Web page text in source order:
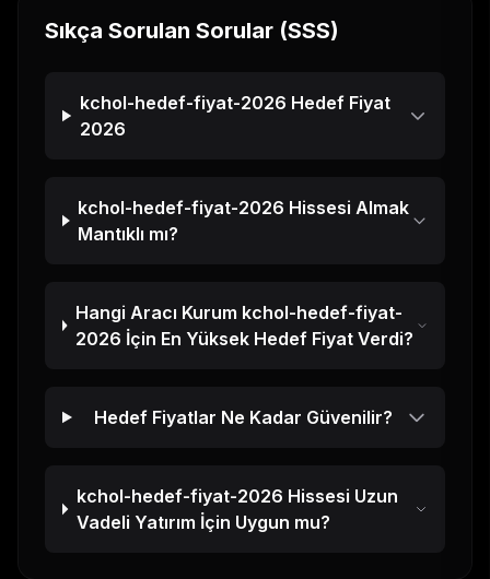
Sıkça Sorulan Sorular (SSS)
kchol-hedef-fiyat-2026 Hedef Fiyat
2026
kchol-hedef-fiyat-2026 Hissesi Almak
Mantıklı mı?
Hangi Aracı Kurum kchol-hedef-fiyat-
2026 İçin En Yüksek Hedef Fiyat Verdi?
Hedef Fiyatlar Ne Kadar Güvenilir?
kchol-hedef-fiyat-2026 Hissesi Uzun
Vadeli Yatırım İçin Uygun mu?